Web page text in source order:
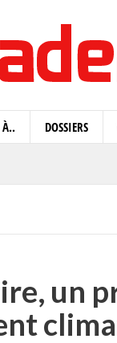
À.. DOSSIERS
un